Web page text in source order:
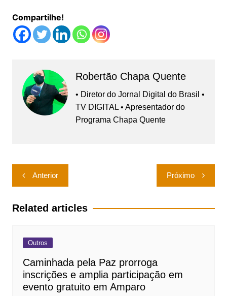
Compartilhe!
Robertão Chapa Quente
• Diretor do Jornal Digital do Brasil •
TV DIGITAL • Apresentador do
Programa Chapa Quente
Navegação
de
Post
Anterior Próximo
Related articles
Outros
Caminhada pela Paz prorroga
inscrições e amplia participação em
evento gratuito em Amparo